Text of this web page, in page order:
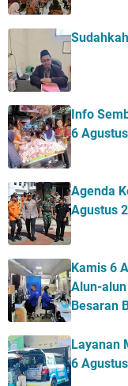
Info
6
Agenda
Agustus
Kamis 6
Alun-
Besaran
Layanan
6